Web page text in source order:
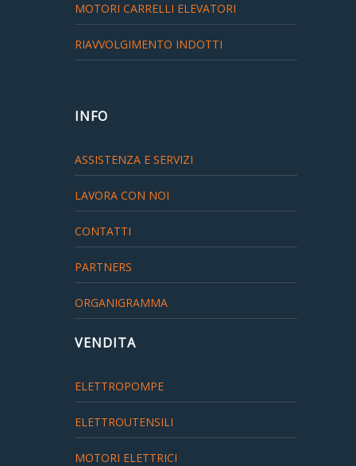
MOTORI CARRELLI ELEVATORI
RIAVVOLGIMENTO INDOTTI
INFO
ASSISTENZA E SERVIZI
LAVORA CON NOI
CONTATTI
PARTNERS
ORGANIGRAMMA
VENDITA
ELETTROPOMPE
ELETTROUTENSILI
MOTORI ELETTRICI